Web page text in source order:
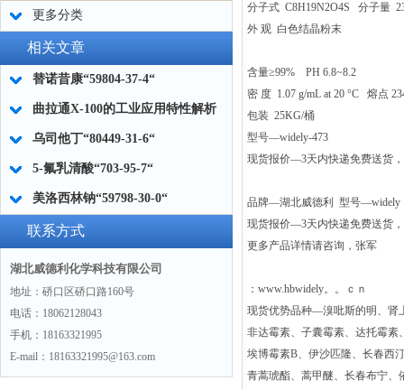
更多分类
相关文章
替诺昔康“59804-37-4“
曲拉通X-100的工业应用特性解析
乌司他丁“80449-31-6“
5-氟乳清酸“703-95-7“
美洛西林钠“59798-30-0“
联系方式
湖北威德利化学科技有限公司
地址：硚口区硚口路160号
电话：18062128043
手机：18163321995
E-mail：18163321995@163.com
分子式 C8H19N2O4S 分子量
外 观 白色结晶粉末
含量≥99% PH 6.8~8.2
密 度 1.07 g/mL at 20 °C 熔点
包装 25KG/桶
型号—widely-473
现货报价—3天内快递免费送货
品牌—湖北威德利 型号—widely
现货报价—3天内快递免费送货
更多产品详情请咨询，张军
：www.hbwidely。。ｃｎ
现货优势品种—溴吡斯的明、肾
非达霉素、子囊霉素、达托霉素
埃博霉素B、伊沙匹隆、长春西
青蒿琥酯、蒿甲醚、长春布宁